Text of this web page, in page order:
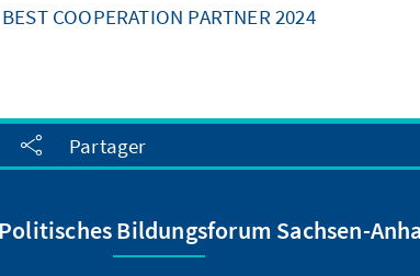
BEST COOPERATION PARTNER 2024
Partager
Bildungsforum Sachsen-